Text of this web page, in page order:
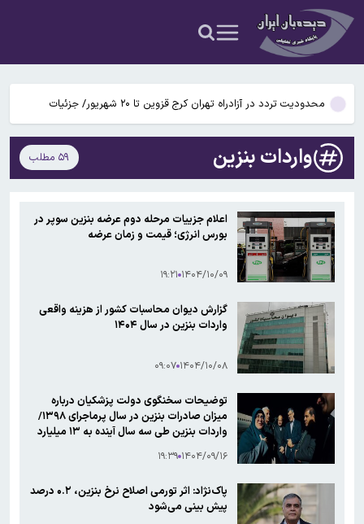
اردیبهشت بازنشستگان/ چرا پرداخت معوقات به تاخیر افتاد؟
پاسخ منفی پورعلی‌گنجی به پیشنهاد منصوریان/مدافع پرسپولیس لژیونر
می‌شود
وزارت خارجه آمریکا از وضع تحریم‌های جدید علیه ایران خبر داد
محدودیت تردد در آزادراه تهران کرج قزوین تا ۲۰ شهریور/ جزئیات
تکثیر کننده غیرمجاز عکس خوانندگان تحت تعقیب قرار گرفت
خبر مهم تامین‌اجتماعی درباره زمان پرداخت معوقات فروردین و
پاسخ منفی پورعلی‌گنجی به پیشنهاد منصوریان/مدافع پرسپولیس لژیونر
می‌شود
وزارت خارجه آمریکا از وضع تحریم‌های جدید علیه ایران خبر داد
واردات بنزین ۵۹ مطلب
اعلام جزییات مرحله دوم عرضه بنزین سوپر در
بورس انرژی؛ قیمت و زمان عرضه
۱۴۰۴/۱۰/۰۹ ۱۹:۲۱
گزارش دیوان محاسبات کشور از هزینه واقعی
واردات بنزین در سال ۱۴۰۴
۱۴۰۴/۱۰/۰۸ ۰۹:۰۷
توضیحات سخنگوی دولت پزشکیان درباره
میزان صادرات بنزین در سال پرماجرای ۱۳۹۸/
واردات بنزین طی سه سال آینده به ۱۳ میلیارد
۱۴۰۴/۰۹/۱۶ ۱۹:۳۹
پاک‌نژاد: اثر تورمی اصلاح نرخ بنزین، ۰.۲ درصد
پیش بینی می‌شود